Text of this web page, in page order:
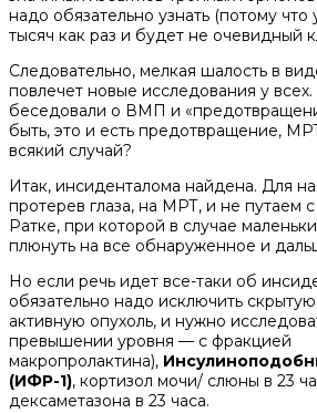
надо обязательно узнать (потому
тысяч как раз и будет не очевидный
Следовательно, мелкая шалость в
повлечет новые исследования у
беседовали о ВМП и
быть, это и есть предотвращение,
всякий случай?
Итак, инсиденталома найдена. Для
протерев глаза, на МРТ, и не путаем
Ратке, при которой в случае
плюнуть на все обнаруженное и
Но если речь идет все-таки об
обязательно надо исключить
активную опухоль, и нужно
превышении уровня — с фракцией
макропролактина),
(ИФР-1), кортизол мочи/ слюны в 23
дексаметазона в 23 часа.